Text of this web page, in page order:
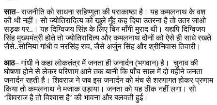
सात– राजनीति को साधना सहिष्णुता की पराकाष्ठा है। यह कमलनाथ के वश
की थी नहीं। सो ज्योतिरादित्य को खुले मुँह कह दिया उतरना है तो उतर जाओ
सड़क पर..। यह दिग्विजय सिंह के लिए बिन माँगी मुराद थी। यद्यपि दिग्विजय
सिंह मुख्यमंत्री होते तो ज्योतिरादित्य और कमलनाथ दोनों को ऐसे ही साधे रखते
जैसे..सोनिया गांधी व नरसिंह राव, जैसे अर्जुन सिंह और श्रीनिवास तिवारी।
आठ– गांधी ने कहा लोकतंत्र में जनता ही जनार्दन (भगवान) है। चुनाव की
घोषणा होने से लेकर परिणाम आने तक यानी कि पाँच साल में दो महीने जनता
जनार्दन रहती है। शिवराज ने जब इस जनार्दन को मंच से शरणागत होकर प्रणाम
किया तो कमलनाथ ने मजाक उड़ाया। जनता को यह ठीक नहीं लगा। सो
‘शिवराज है तो विश्वास है’ की भावना और बलवती हुई।